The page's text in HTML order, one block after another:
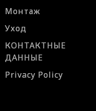
Монтаж
Уход
КОНТАКТНЫЕ
ДАННЫЕ
Privacy Policy